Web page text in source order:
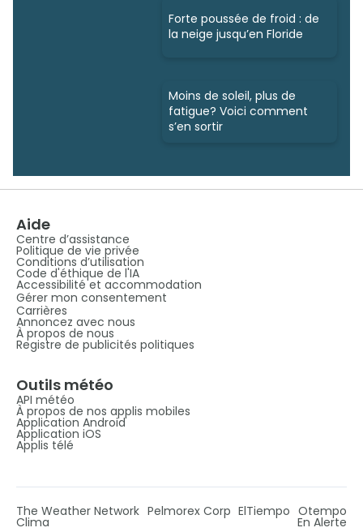
Forte poussée de froid : de
la neige jusqu’en Floride
Moins de soleil, plus de
fatigue? Voici comment
s’en sortir
Aide
Centre d’assistance
Politique de vie privée
Conditions d’utilisation
Code d'éthique de l'IA
Accessibilité et accommodation
Gérer mon consentement
Carrières
Annoncez avec nous
À propos de nous
Registre de publicités politiques
Outils météo
API météo
À propos de nos applis mobiles
Application Android
Application iOS
Applis télé
The Weather Network Pelmorex Corp ElTiempo Otempo
Clima En Alerte